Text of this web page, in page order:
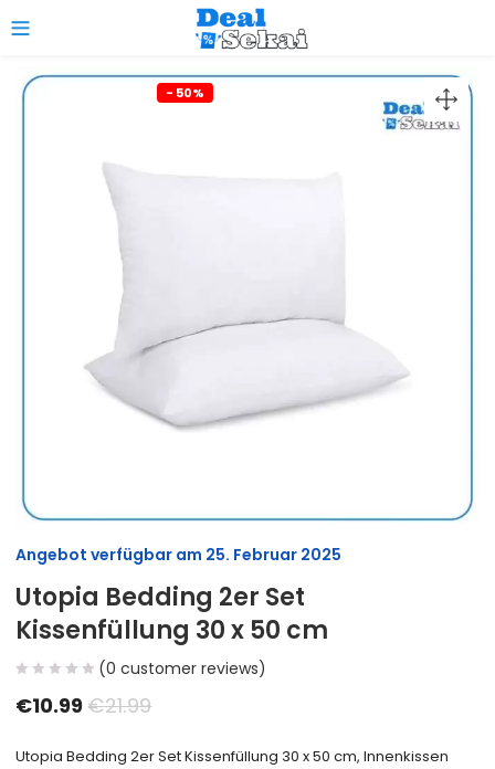
- 50%
Angebot verfügbar am 25. Februar 2025
Utopia Bedding 2er Set
Kissenfüllung 30 x 50 cm
(0 customer reviews)
€10.99€21.99
Utopia Bedding 2er Set Kissenfüllung 30 x 50 cm, Innenkissen